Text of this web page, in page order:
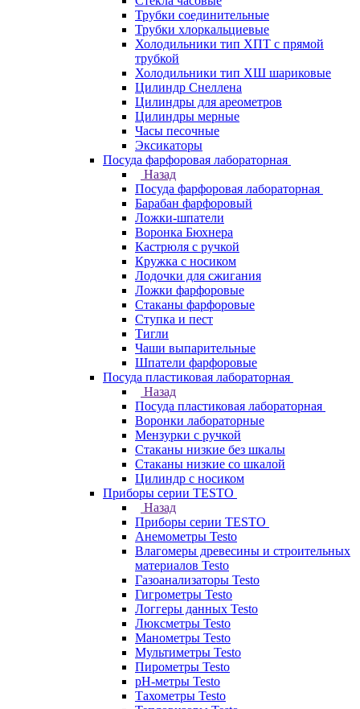
Трубки соединительные
Трубки хлоркальциевые
Холодильники тип ХПТ с прямой
трубкой
Холодильники тип ХШ шариковые
Цилиндр Снеллена
Цилиндры для ареометров
Цилиндры мерные
Часы песочные
Эксикаторы
Посуда фарфоровая лабораторная
Назад
Посуда фарфоровая лабораторная
Барабан фарфоровый
Ложки-шпатели
Воронка Бюхнера
Кастрюля с ручкой
Кружка с носиком
Лодочки для сжигания
Ложки фарфоровые
Стаканы фарфоровые
Ступка и пест
Тигли
Чаши выпарительные
Шпатели фарфоровые
Посуда пластиковая лабораторная
Назад
Посуда пластиковая лабораторная
Воронки лабораторные
Мензурки с ручкой
Стаканы низкие без шкалы
Стаканы низкие со шкалой
Цилиндр с носиком
Приборы серии TESTO
Назад
Приборы серии TESTO
Анемометры Testo
Влагомеры древесины и строительных
материалов Testo
Газоанализаторы Testo
Гигрометры Testo
Логгеры данных Testo
Люксметры Testo
Манометры Testo
Мультиметры Testo
Пирометры Testo
pH-метры Testo
Тахометры Testo